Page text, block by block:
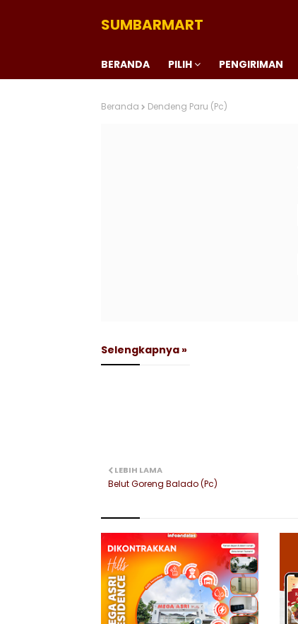
SUMBARMART
BERANDA PILIH PENGIRIMAN
Beranda Dendeng Paru (Pc)
Selengkapnya »
LEBIH LAMA
Belut Goreng Balado (Pc)